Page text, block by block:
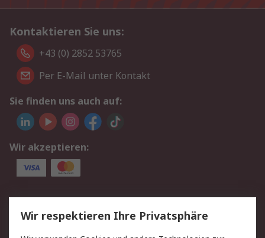
Kontaktieren Sie uns:
+43 (0) 2852 53765
Per E-Mail unter Kontakt
Sie finden uns auch auf:
Wir akzeptieren:
Service
Value Added Services
Lieferlösungen
Wir respektieren Ihre Privatsphäre